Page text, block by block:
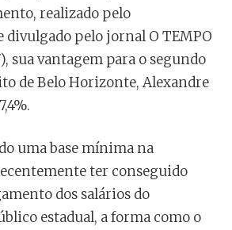
realizado pelo
divulgado pelo jornal O TEMPO
sua vantagem para o segundo
de Belo Horizonte, Alexandre
uma base mínima na
ter conseguido
dos salários do
estadual, a forma como o